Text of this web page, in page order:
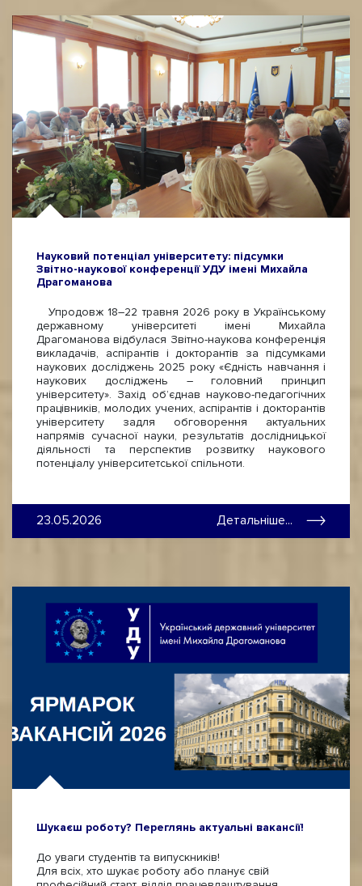
Науковий потенціал університету: підсумки
Звітно-наукової конференції УДУ імені Михайла
Драгоманова
Упродовж 18–22 травня 2026 року в Українському
державному університеті імені Михайла
Драгоманова відбулася Звітно-наукова конференція
викладачів, аспірантів і докторантів за підсумками
наукових досліджень 2025 року «Єдність навчання і
наукових досліджень – головний принцип
університету». Захід об’єднав науково-педагогічних
працівників, молодих учених, аспірантів і докторантів
університету задля обговорення актуальних
напрямів сучасної науки, результатів дослідницької
діяльності та перспектив розвитку наукового
потенціалу університетської спільноти.
23.05.2026 Детальніше...
Шукаєш роботу? Переглянь актуальні вакансії!
До уваги студентів та випускників!
Для всіх, хто шукає роботу або планує свій